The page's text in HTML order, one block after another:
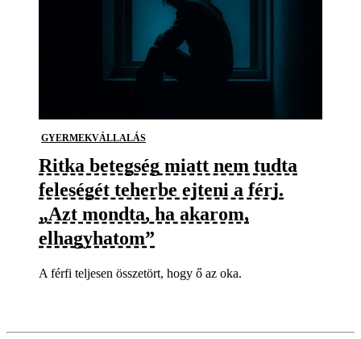
GYERMEKVÁLLALÁS
Ritka betegség miatt nem tudta
feleségét teherbe ejteni a férj.
„Azt mondta, ha akarom,
elhagyhatom”
A férfi teljesen összetört, hogy ő az oka.